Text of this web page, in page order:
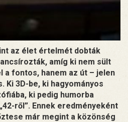
az élet értelmét dobták
amíg ki nem sült
a fontos, hanem az út – jelen
Ki 3D-be, ki hagyományos
ki pedig humorba
ről”. Ennek eredményeként
már megint a közönség